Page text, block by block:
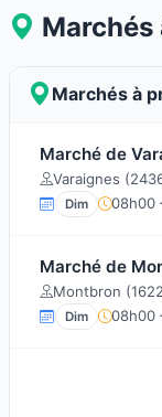
Marchés à
Marché de
Varaignes
Dim 08h00
Marché de
Montbron
Dim 08h00